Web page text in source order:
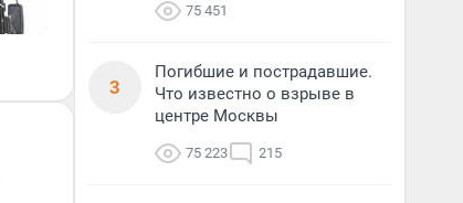
75 451
3
Погибшие и пострадавшие.
Что известно о взрыве в
центре Москвы
75 223 215